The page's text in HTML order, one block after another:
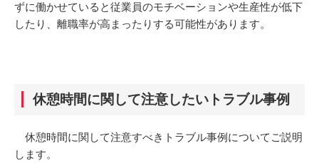
ずに働かせていると従業員のモチベーションや生産性が低下
したり、離職率が高まったりする可能性があります。
休憩時間に関して注意したいトラブル事例
休憩時間に関して注意すべきトラブル事例についてご説明
します。